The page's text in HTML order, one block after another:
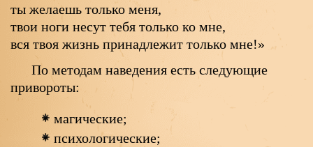
ты желаешь только меня,
твои ноги несут тебя только ко мне,
вся твоя жизнь принадлежит только мне!»
По методам наведения есть следующие
привороты:
магические;
психологические;